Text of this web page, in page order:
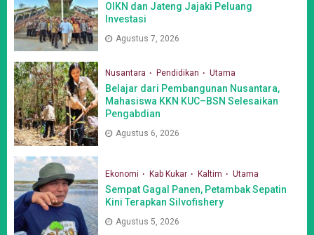
OIKN dan Jateng Jajaki Peluang
Investasi
Agustus 7, 2026
Nusantara Pendidikan Utama
Belajar dari Pembangunan Nusantara,
Mahasiswa KKN KUC–BSN Selesaikan
Pengabdian
Agustus 6, 2026
Ekonomi Kab Kukar Kaltim Utama
Sempat Gagal Panen, Petambak Sepatin
Kini Terapkan Silvofishery
Agustus 5, 2026